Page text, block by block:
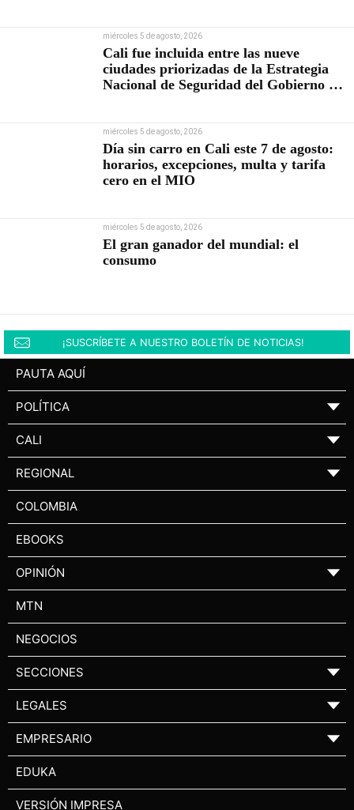
miércoles 5 de agosto, 2026
Cali fue incluida entre las nueve
ciudades priorizadas de la Estrategia
Nacional de Seguridad del Gobierno de
miércoles 5 de agosto, 2026
Día sin carro en Cali este 7 de agosto:
horarios, excepciones, multa y tarifa
cero en el MIO
miércoles 5 de agosto, 2026
El gran ganador del mundial: el
consumo
¡SUSCRÍBETE A NUESTRO BOLETÍN DE NOTICIAS!
PAUTA AQUÍ
POLÍTICA ▼
CALI ▼
REGIONAL ▼
COLOMBIA
EBOOKS
OPINIÓN ▼
MTN
NEGOCIOS
SECCIONES ▼
LEGALES ▼
EMPRESARIO ▼
EDUKA
VERSIÓN IMPRESA